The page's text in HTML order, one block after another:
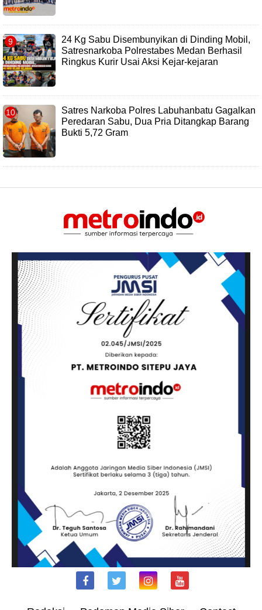
24 Kg Sabu Disembunyikan di Dinding Mobil,
Satresnarkoba Polrestabes Medan Berhasil
Ringkus Kurir Usai Aksi Kejar-kejaran
Satres Narkoba Polres Labuhanbatu Gagalkan
Peredaran Sabu, Dua Pria Ditangkap Barang
Bukti 5,72 Gram